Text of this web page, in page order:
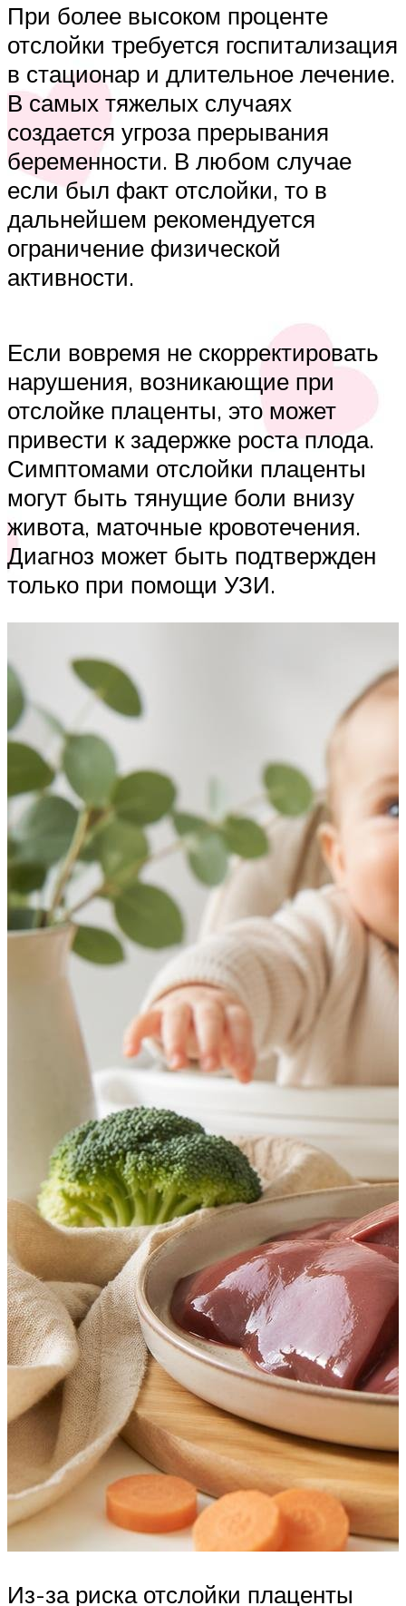
При более высоком проценте
отслойки требуется госпитализация
в стационар и длительное лечение.
В самых тяжелых случаях
создается угроза прерывания
беременности. В любом случае
если был факт отслойки, то в
дальнейшем рекомендуется
ограничение физической
активности.
Если вовремя не скорректировать
нарушения, возникающие при
отслойке плаценты, это может
привести к задержке роста плода.
Симптомами отслойки плаценты
могут быть тянущие боли внизу
живота, маточные кровотечения.
Диагноз может быть подтвержден
только при помощи УЗИ.
Из-за риска отслойки плаценты